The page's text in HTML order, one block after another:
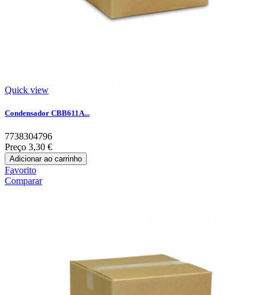
Quick view
Condensador CBB611A...
7738304796
Preço 3,30 €
Adicionar ao carrinho
Favorito
Comparar